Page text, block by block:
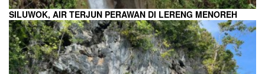
SILUWOK, AIR TERJUN PERAWAN DI LERENG MENOREH